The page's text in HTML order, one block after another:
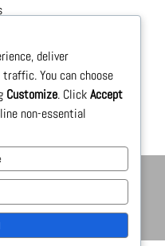
, productos de
competitivos.
todos los
zaragoza No. 396, 2 piso,
deliver
You can choose
Customize. ClickAccept
non-essential